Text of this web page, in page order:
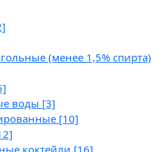
(менее 1,5% спирта)
воды [3]
[10]